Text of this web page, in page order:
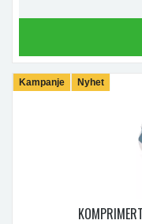
Kampanje Nyhet